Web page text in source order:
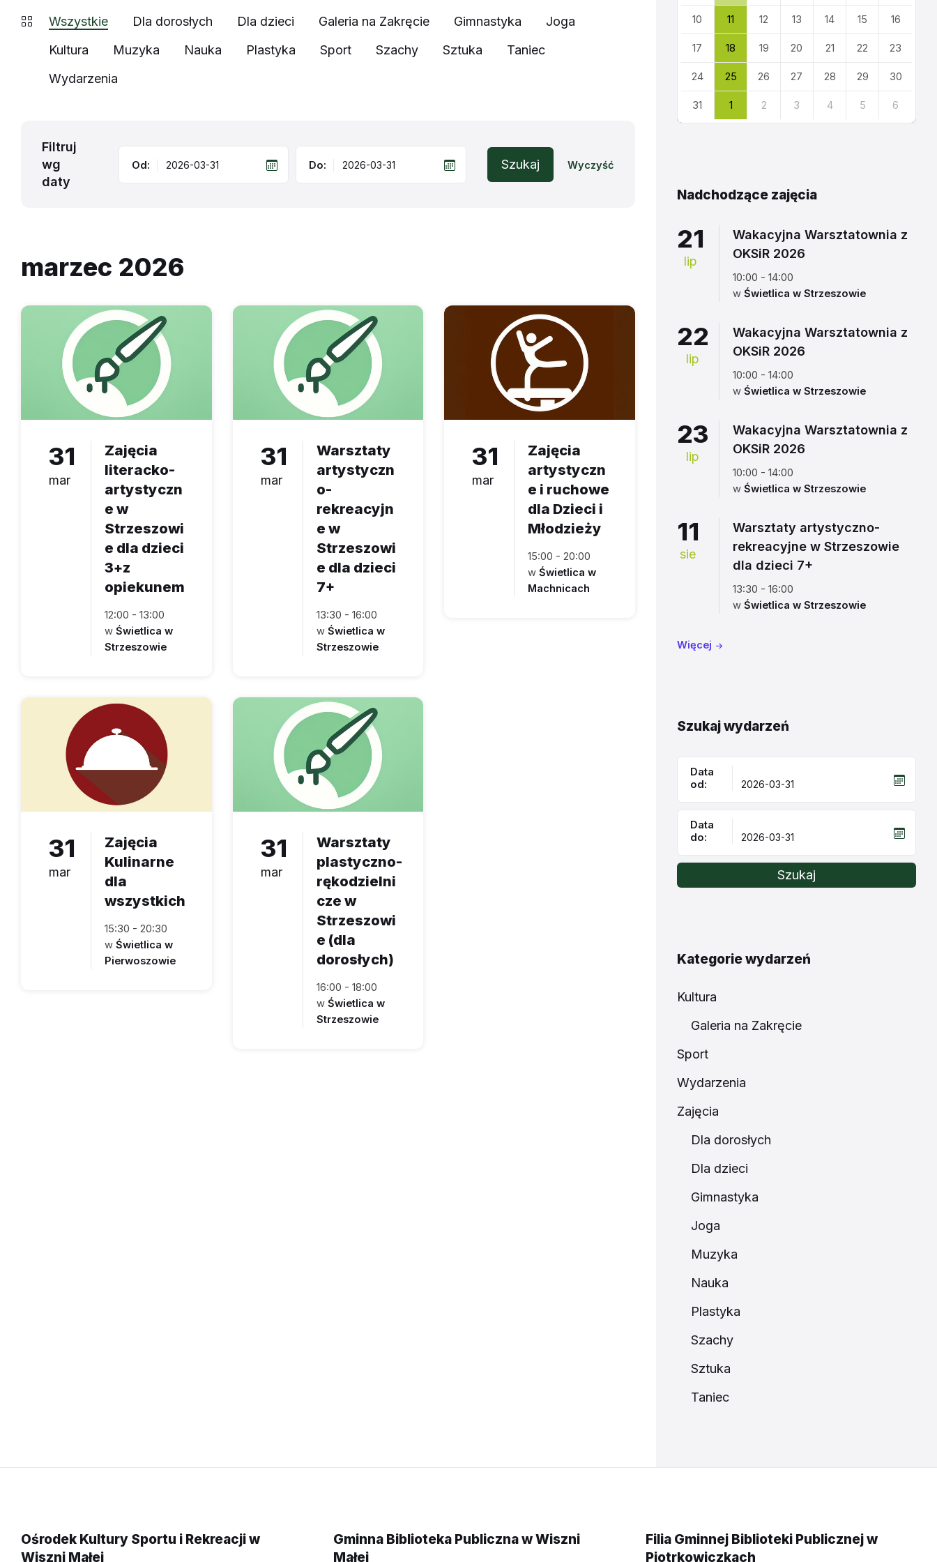
Wszystkie Dla dorosłych Dla dzieci Galeria na Zakręcie Gimnastyka
Joga
Kultura
Muzyka Nauka Plastyka Sport Szachy Sztuka
Taniec
Wydarzenia
Filtruj
wg
daty
Od: Do: Szukaj Wyczyść
marzec 2026
31
mar
Zajęcia
literacko-
artystyczn
e w
Strzeszowi
e dla dzieci
3+z
opiekunem
12:00 - 13:00
w Świetlica w
Strzeszowie
31
mar
Warsztaty
artystyczn
o-
rekreacyjn
e w
Strzeszowi
e dla dzieci
7+
13:30 - 16:00
w Świetlica w
Strzeszowie
31
mar
Zajęcia
artystyczn
e i ruchowe
dla Dzieci i
Młodzieży
15:00 - 20:00
wŚwietlica w
Machnicach
31
mar
Zajęcia
Kulinarne
dla
wszystkich
15:30 - 20:30
w Świetlica w
Pierwoszowie
31
mar
Warsztaty
plastyczno-
rękodzielni
cze w
Strzeszowi
e (dla
dorosłych)
16:00 - 18:00
w Świetlica w
Strzeszowie
10 11 12 13 14 15 16
17 18 19 20 21 22 23
24 25 26 27 28 29 30
31 1 2 3 4 5 6
Nadchodzące zajęcia
21
lip
Wakacyjna Warsztatownia z
OKSiR 2026
10:00 - 14:00
w Świetlica w Strzeszowie
22
lip
Wakacyjna Warsztatownia z
OKSiR 2026
10:00 - 14:00
w Świetlica w Strzeszowie
23
lip
Wakacyjna Warsztatownia z
OKSiR 2026
10:00 - 14:00
w Świetlica w Strzeszowie
11
sie
Warsztaty artystyczno-
rekreacyjne w Strzeszowie
dla dzieci 7+
13:30 - 16:00
w Świetlica w Strzeszowie
Więcej
Szukaj wydarzeń
Data
od:
Data
do:
Szukaj
Kategorie wydarzeń
Kultura
Galeria na Zakręcie
Sport
Wydarzenia
Zajęcia
Dla dorosłych
Dla dzieci
Gimnastyka
Joga
Muzyka
Nauka
Plastyka
Szachy
Sztuka
Taniec
Ośrodek Kultury Sportu i Rekreacji w
Wiszni Małej
Gminna Biblioteka Publiczna w Wiszni
Małej
Filia Gminnej Biblioteki Publicznej w
Piotrkowiczkach